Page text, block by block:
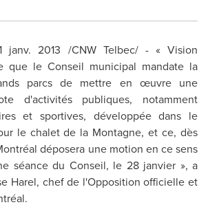
janv. 2013 /CNW Telbec/ - « Vision
que le Conseil municipal mandate la
parcs de mettre en œuvre une
d'activités publiques, notamment
et sportives, développée dans le
le chalet de la Montagne, et ce, dès
déposera une motion en ce sens
séance du Conseil, le 28 janvier », a
Harel, chef de l'Opposition officielle et